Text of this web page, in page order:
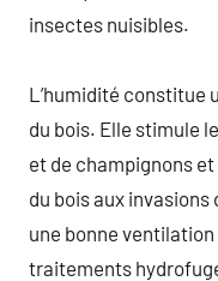
insectes nuisibles.
L’humidité constitue
du bois. Elle stimule
et de champignons
du bois aux
une bonne
traitements